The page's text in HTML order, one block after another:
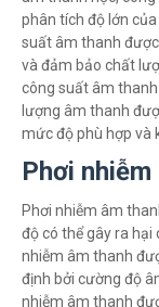
phân tích độ lớn
suất âm thanh
và đảm bảo chất
công suất âm
lượng âm thanh
mức độ phù hợp và
Phơi
Phơi nhiễm âm
độ có thể gây ra hại
nhiễm âm thanh
định bởi cường độ
nhiễm âm thanh